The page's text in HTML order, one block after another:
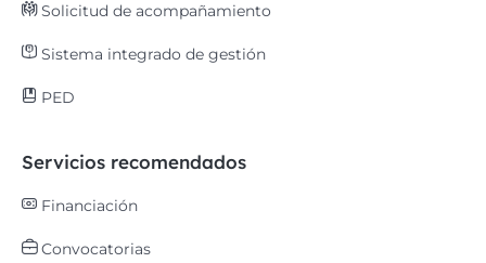
Solicitud de acompañamiento
Sistema integrado de gestión
PED
Servicios recomendados
Financiación
Convocatorias